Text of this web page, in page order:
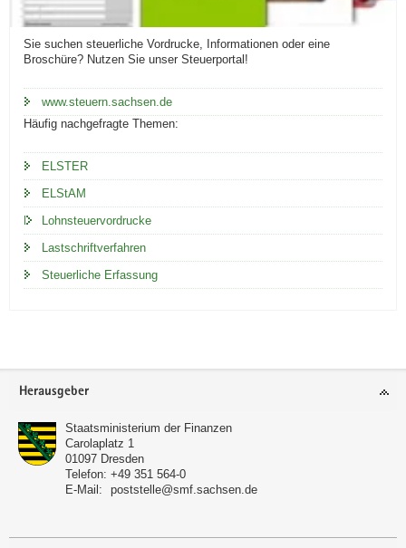
Sie suchen steuerliche Vordrucke, Informationen oder eine
Broschüre? Nutzen Sie unser Steuerportal!
www.steuern.sachsen.de
Häufig nachgefragte Themen:
ELSTER
ELStAM
Lohnsteuervordrucke
Lastschriftverfahren
Steuerliche Erfassung
Footer-
Herausgeber
Staatsministerium der Finanzen
Carolaplatz 1
01097 Dresden
Telefon: +49 351 564-0
E-Mail:
poststelle@smf.sachsen.de